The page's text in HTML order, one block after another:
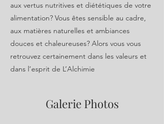
aux vertus nutritives et diététiques de votre
alimentation? Vous êtes sensible au cadre,
aux matières naturelles et ambiances
douces et chaleureuses? Alors vous vous
retrouvez certainement dans les valeurs et
dans l’esprit de L’Alchimie
Galerie Photos